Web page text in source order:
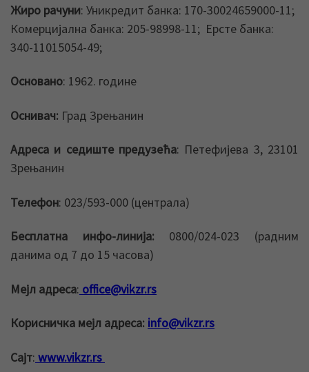
Жиро рачуни: Уникредит банка: 170-30024659000-11;
Комерцијална банка: 205-98998-11; Ерсте банка:
340-11015054-49;
Основано: 1962. године
Оснивач: Град Зрењанин
Адреса и седиште предузећа: Петефијева 3, 23101
Зрењанин
Телефон: 023/593-000 (централа)
Бесплатна инфо-линија: 0800/024-023 (радним
данима од 7 до 15 часова)
Mејл адреса: office@vikzr.rs
Корисничка мејл адреса: info@vikzr.rs
Сајт: www.vikzr.rs